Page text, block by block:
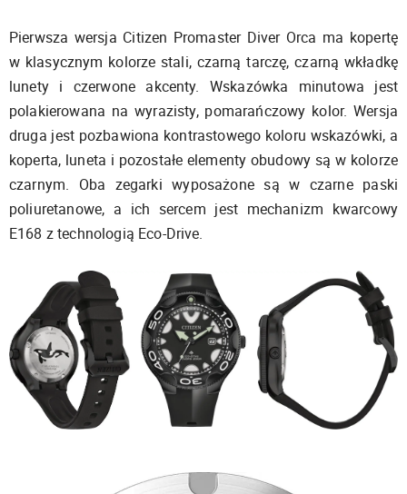
Pierwsza wersja Citizen Promaster Diver Orca ma kopertę
w klasycznym kolorze stali, czarną tarczę, czarną wkładkę
lunety i czerwone akcenty. Wskazówka minutowa jest
polakierowana na wyrazisty, pomarańczowy kolor. Wersja
druga jest pozbawiona kontrastowego koloru wskazówki, a
koperta, luneta i pozostałe elementy obudowy są w kolorze
czarnym. Oba zegarki wyposażone są w czarne paski
poliuretanowe, a ich sercem jest mechanizm kwarcowy
E168 z technologią Eco-Drive.